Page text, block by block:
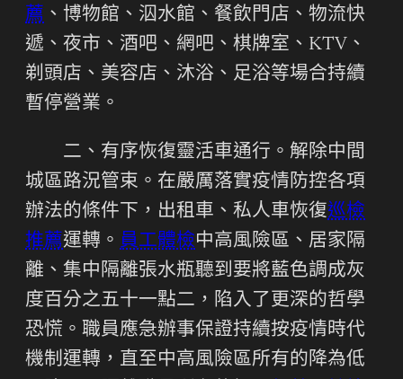
薦 、博物館、泅水館、餐飲門店、物流快
遞、夜市、酒吧、網吧、棋牌室、KTV、
剃頭店、美容店、沐浴、足浴等場合持續
暫停營業。
二、有序恢復靈活車通行。解除中間
城區路況管束。在嚴厲落實疫情防控各項
辦法的條件下，出租車、私人車恢復巡檢
推薦運轉。 員工體檢中高風險區、居家隔
離、集中隔離張水瓶聽到要將藍色調成灰
度百分之五十一點二，陷入了更深的哲學
恐慌。職員應急辦事保證持續按疫情時代
機制運轉，直至中高風險區所有的降為低